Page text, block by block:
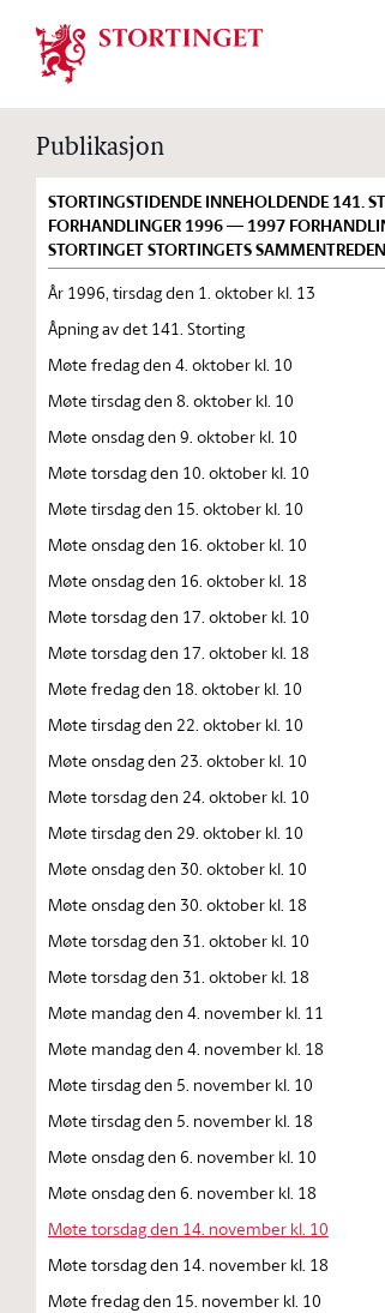
Stortinget.no
Publikasjon
STORTINGSTIDENDE INNEHOLDENDE 141.
FORHANDLINGER 1996 — 1997
STORTINGET STORTINGETS SAMMENTREDEN
År 1996, tirsdag den 1. oktober kl. 13
Åpning av det 141. Storting
Møte fredag den 4. oktober kl. 10
Møte tirsdag den 8. oktober kl. 10
Møte onsdag den 9. oktober kl. 10
Møte torsdag den 10. oktober kl. 10
Møte tirsdag den 15. oktober kl. 10
Møte onsdag den 16. oktober kl. 10
Møte onsdag den 16. oktober kl. 18
Møte torsdag den 17. oktober kl. 10
Møte torsdag den 17. oktober kl. 18
Møte fredag den 18. oktober kl. 10
Møte tirsdag den 22. oktober kl. 10
Møte onsdag den 23. oktober kl. 10
Møte torsdag den 24. oktober kl. 10
Møte tirsdag den 29. oktober kl. 10
Møte onsdag den 30. oktober kl. 10
Møte onsdag den 30. oktober kl. 18
Møte torsdag den 31. oktober kl. 10
Møte torsdag den 31. oktober kl. 18
Møte mandag den 4. november kl. 11
Møte mandag den 4. november kl. 18
Møte tirsdag den 5. november kl. 10
Møte tirsdag den 5. november kl. 18
Møte onsdag den 6. november kl. 10
Møte onsdag den 6. november kl. 18
Møte torsdag den 14. november kl. 10
Møte torsdag den 14. november kl. 18
Møte fredag den 15. november kl. 10